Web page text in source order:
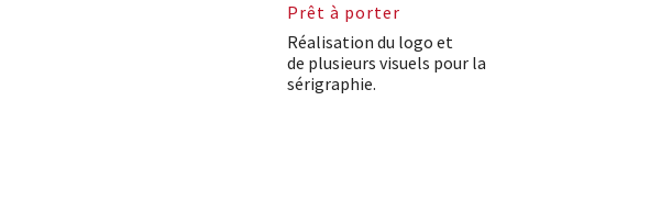
Prêt à porter
Réalisation du logo et
de plusieurs visuels pour la
sérigraphie.